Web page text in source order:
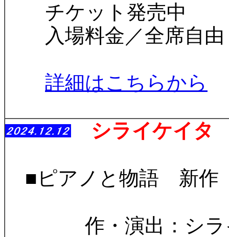
チケット発売中
入場料金／全席自
詳細はこちらから
シライケイタ
■ピアノと物語 新作
作・演出：シラ